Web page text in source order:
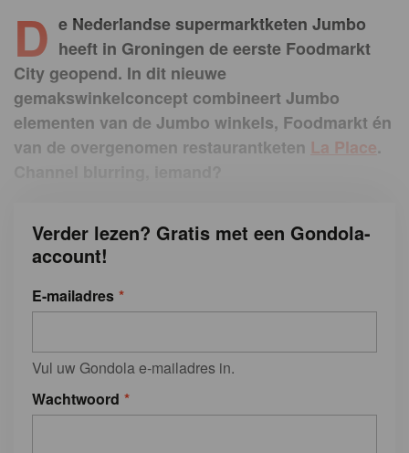
D e Nederlandse supermarktketen Jumbo
heeft in Groningen de eerste Foodmarkt
City geopend. In dit nieuwe
gemakswinkelconcept combineert Jumbo
elementen van de Jumbo winkels, Foodmarkt én
van de overgenomen restaurantketen La Place.
Verder lezen? Gratis met een Gondola-
account!
E-mailadres
Vul uw Gondola e-mailadres in.
Wachtwoord